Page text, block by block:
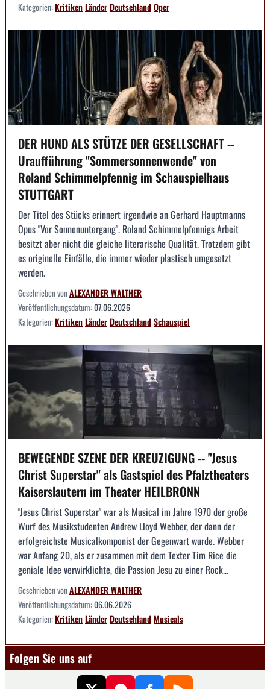
Kategorien:KritikenLänderDeutschlandOper
DER HUND ALS STÜTZE DER GESELLSCHAFT --
Uraufführung "Sommersonnenwende" von
Roland Schimmelpfennig im Schauspielhaus
STUTTGART
Der Titel des Stücks erinnert irgendwie an Gerhard Hauptmanns
Opus "Vor Sonnenuntergang". Roland Schimmelpfennigs Arbeit
besitzt aber nicht die gleiche literarische Qualität. Trotzdem gibt
es originelle Einfälle, die immer wieder plastisch umgesetzt
werden.
Geschrieben vonALEXANDER WALTHER
Veröffentlichungsdatum:07.06.2026
Kategorien:KritikenLänderDeutschlandSchauspiel
BEWEGENDE SZENE DER KREUZIGUNG -- "Jesus
Christ Superstar" als Gastspiel des Pfalztheaters
Kaiserslautern im Theater HEILBRONN
"Jesus Christ Superstar" war als Musical im Jahre 1970 der große
Wurf des Musikstudenten Andrew Lloyd Webber, der dann der
erfolgreichste Musicalkomponist der Gegenwart wurde. Webber
war Anfang 20, als er zusammen mit dem Texter Tim Rice die
geniale Idee verwirklichte, die Passion Jesu zu einer Rock...
Geschrieben vonALEXANDER WALTHER
Veröffentlichungsdatum:06.06.2026
Kategorien:KritikenLänderDeutschlandMusicals
Folgen Sie uns auf